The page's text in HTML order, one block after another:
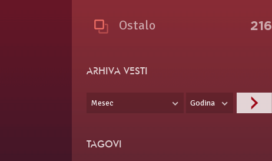
Ostalo 216
ARHIVA VESTI
Mesec Godina
TAGOVI